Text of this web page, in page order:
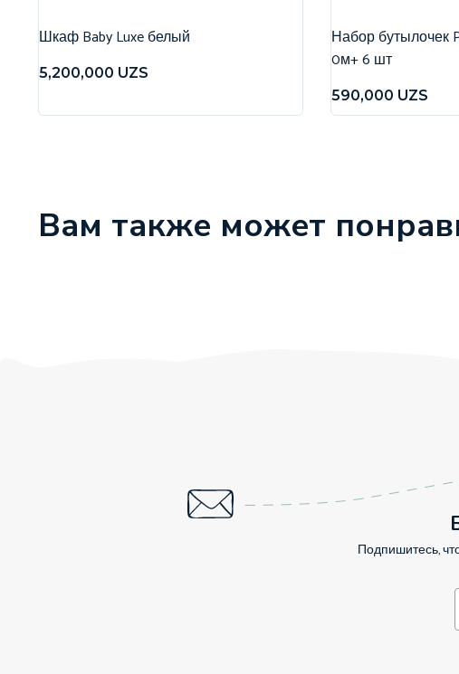
Шкаф Baby Luxe белый
5,200,000 UZS
Набор бутылочек
0м+ 6 шт
590,000 UZS
Вам также может
Подпишитесь,